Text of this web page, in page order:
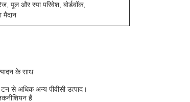
पूल और स्पा परिवेश, बोर्डवॉक,
के साथ
से अधिक अन्य पीवीसी उत्पाद।
हैं